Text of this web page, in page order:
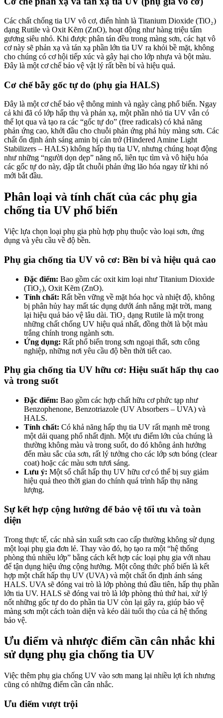
Các chất chống tia UV vô cơ, điển hình là Titanium Dioxide (TiO₂)
dạng Rutile và Oxit Kẽm (ZnO), hoạt động như hàng triệu tấm
gương siêu nhỏ. Khi được phân tán đều trong màng sơn, các hạt vô
cơ này sẽ phản xạ và tán xạ phần lớn tia UV ra khỏi bề mặt, không
cho chúng có cơ hội tiếp xúc và gây hại cho lớp nhựa và bột màu.
Đây là một cơ chế bảo vệ vật lý rất bền bỉ và hiệu quả.
Cơ chế bẫy gốc tự do (phụ gia HALS)
Đây là một cơ chế bảo vệ thông minh và ngày càng phổ biến. Ngay
cả khi đã có lớp hấp thụ và phản xạ, một phần nhỏ tia UV vẫn có
thể lọt qua và tạo ra các “gốc tự do” (free radicals) có khả năng
phản ứng cao, khởi đầu cho chuỗi phản ứng phá hủy màng sơn. Các
chất ổn định ánh sáng amin bị cản trở (Hindered Amine Light
Stabilizers – HALS) không hấp thụ tia UV, nhưng chúng hoạt động
như những “người dọn dẹp” năng nổ, liên tục tìm và vô hiệu hóa
các gốc tự do này, dập tắt chuỗi phản ứng lão hóa ngay từ khi nó
mới bắt đầu.
Phân loại và tính chất của các phụ gia
chống tia UV phổ biến
Việc lựa chọn loại phụ gia phù hợp phụ thuộc vào loại sơn, ứng
dụng và yêu cầu về độ bền.
Phụ gia chống tia UV vô cơ: Bền bỉ và hiệu quả cao
Đặc điểm: Bao gồm các oxit kim loại như Titanium Dioxide
(TiO₂), Oxit Kẽm (ZnO).
Tính chất: Rất bền vững về mặt hóa học và nhiệt độ, không
bị phân hủy hay mất tác dụng dưới ánh nắng mặt trời, mang
lại hiệu quả bảo vệ lâu dài. TiO₂ dạng Rutile là một trong
những chất chống UV hiệu quả nhất, đồng thời là bột màu
trắng chính trong ngành sơn.
Ứng dụng: Rất phổ biến trong sơn ngoại thất, sơn công
nghiệp, những nơi yêu cầu độ bền thời tiết cao.
Phụ gia chống tia UV hữu cơ: Hiệu suất hấp thụ cao
và trong suốt
Đặc điểm: Bao gồm các hợp chất hữu cơ phức tạp như
Benzophenone, Benzotriazole (UV Absorbers – UVA) và
HALS.
Tính chất: Có khả năng hấp thụ tia UV rất mạnh mẽ trong
một dải quang phổ nhất định. Một ưu điểm lớn của chúng là
thường không màu và trong suốt, do đó không ảnh hưởng
đến màu sắc của sơn, rất lý tưởng cho các lớp sơn bóng (clear
coat) hoặc các màu sơn tươi sáng.
Lưu ý: Một số chất hấp thụ UV hữu cơ có thể bị suy giảm
hiệu quả theo thời gian do chính quá trình hấp thụ năng
lượng.
Sự kết hợp cộng hưởng để bảo vệ tối ưu và toàn
diện
Trong thực tế, các nhà sản xuất sơn cao cấp thường không sử dụng
một loại phụ gia đơn lẻ. Thay vào đó, họ tạo ra một “hệ thống
phòng thủ nhiều lớp” bằng cách kết hợp các loại phụ gia với nhau
để tận dụng hiệu ứng cộng hưởng. Một công thức phổ biến là kết
hợp một chất hấp thụ UV (UVA) và một chất ổn định ánh sáng
HALS. UVA sẽ đóng vai trò là lớp phòng thủ đầu tiên, hấp thụ phần
lớn tia UV. HALS sẽ đóng vai trò là lớp phòng thủ thứ hai, xử lý
nốt những gốc tự do do phần tia UV còn lại gây ra, giúp bảo vệ
màng sơn một cách toàn diện và kéo dài tuổi thọ của cả hệ thống
bảo vệ.
Ưu điểm và nhược điểm cần cân nhắc khi
sử dụng phụ gia chống tia UV
Việc thêm phụ gia chống UV vào sơn mang lại nhiều lợi ích nhưng
cũng có những điểm cần cân nhắc.
Ưu điểm vượt trội